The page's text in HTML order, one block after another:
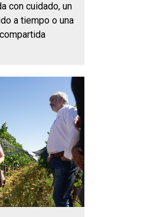
con cuidado, un
a tiempo o una